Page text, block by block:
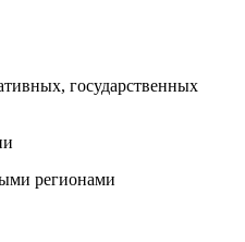
государственных
регионами